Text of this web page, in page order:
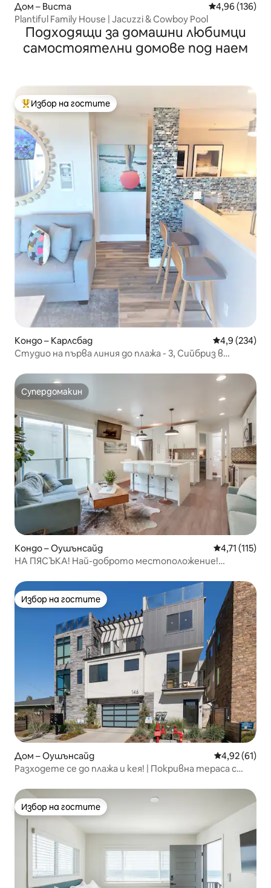
Дом – Виста Средна
4,96 (136)
Plantiful Family House | Jacuzzi & Cowboy Pool
Подходящи за домашни любимци
самостоятелни домове под наем
Най-популярен избор на гостите
Избор на гостите
Кондо – Карлсбад Средна
4,9 (234)
Студио на първа линия до плажа - 3, Сийбриз в
Супердомакин
Супердомакин
Кондо – Оушънсайд Средна
4,71 (115)
НА ПЯСЪКА! Най-доброто местоположение!
Избор на гостите
Избор на гостите
Дом – Оушънсайд Средна
4,92 (61)
Разходете се до плажа и кея! | Покривна тераса с
Избор на гостите
Избор на гостите